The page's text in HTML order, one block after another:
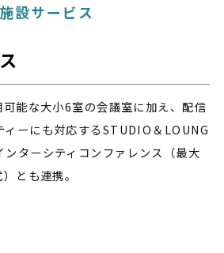
施設サービス
能な大小6室の会議室に加え、配信
ィーにも対応するSTUDIO＆LOUNG
ンターシティコンファレンス（最大
とも連携。